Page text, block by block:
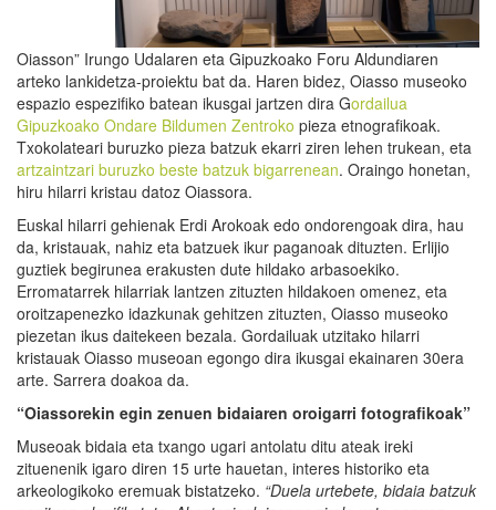
Oiasson” Irungo Udalaren eta Gipuzkoako Foru Aldundiaren
arteko lankidetza-proiektu bat da. Haren bidez, Oiasso museoko
espazio espezifiko batean ikusgai jartzen dira Gordailua
Gipuzkoako Ondare Bildumen Zentroko pieza etnografikoak.
Txokolateari buruzko pieza batzuk ekarri ziren lehen trukean, eta
artzaintzari buruzko beste batzuk bigarrenean. Oraingo honetan,
hiru hilarri kristau datoz Oiassora.
Euskal hilarri gehienak Erdi Arokoak edo ondorengoak dira, hau
da, kristauak, nahiz eta batzuek ikur paganoak dituzten. Erlijio
guztiek begirunea erakusten dute hildako arbasoekiko.
Erromatarrek hilarriak lantzen zituzten hildakoen omenez, eta
oroitzapenezko idazkunak gehitzen zituzten, Oiasso museoko
piezetan ikus daitekeen bezala. Gordailuak utzitako hilarri
kristauak Oiasso museoan egongo dira ikusgai ekainaren 30era
arte. Sarrera doakoa da.
“Oiassorekin egin zenuen bidaiaren oroigarri fotografikoak”
Museoak bidaia eta txango ugari antolatu ditu ateak ireki
zituenenik igaro diren 15 urte hauetan, interes historiko eta
arkeologikoko eremuak bistatzeko. “Duela urtebete, bidaia batzuk